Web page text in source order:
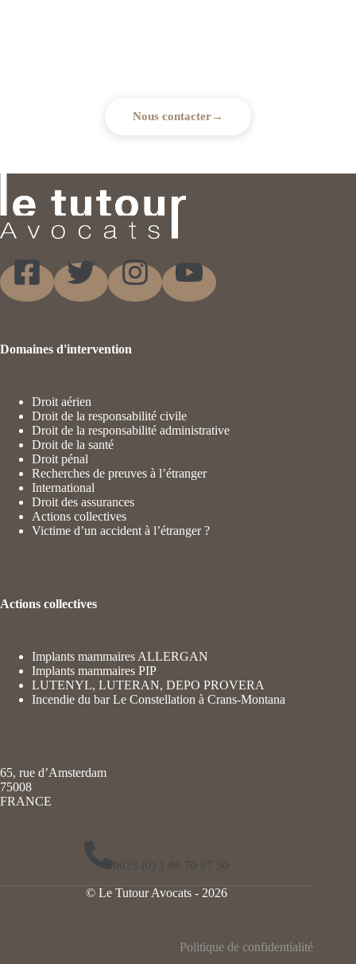
Nous contacter→
Domaines d'intervention
Droit aérien
Droit de la responsabilité civile
Droit de la responsabilité administrative
Droit de la santé
Droit pénal
Recherches de preuves à l’étranger
International
Droit des assurances
Actions collectives
Victime d’un accident à l’étranger ?
Actions collectives
Implants mammaires ALLERGAN
Implants mammaires PIP
LUTENYL, LUTERAN, DEPO PROVERA
Incendie du bar Le Constellation à Crans-Montana
65, rue d’Amsterdam
75008
FRANCE
0033 (0) 1 86 70 87 50
© Le Tutour Avocats - 2026
Politique de confidentialité